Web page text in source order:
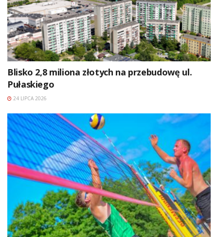
Blisko 2,8 miliona złotych na przebudowę ul.
Pułaskiego
24 LIPCA 2026